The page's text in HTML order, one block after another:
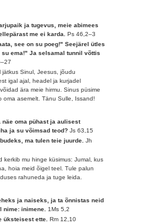
ja tugevus, meie abimees
me ei karda.Ps 46,2–3
see on su poeg!" Seejärel ütles
ema!" Ja selsamal tunnil võttis
Sinul, Jeesus, jõudu
igal ajal, headel ja kurjadel
ära meie hirmu. Sinus püsime
oma asemelt. Tänu Sulle, Issand!
näe oma pühast ja aulisest
ja su võimsad teod?Js 63,15
ma tulen teie juurde.Jh
kerkib mu hinge küsimus: Jumal, kus
hoia meid õigel teel. Tule palun
rahuneda ja tuge leida.
ja naiseks, ja ta õnnistas neid
nime: inimene. 1Ms 5,2
üksteisest ette.Rm 12,10